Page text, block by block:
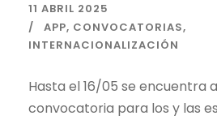
11 ABRIL 2025
APP, CONVOCATORIAS,
INTERNACIONALIZACIÓN
Hasta el 16/05 se encuentra
convocatoria para los y las